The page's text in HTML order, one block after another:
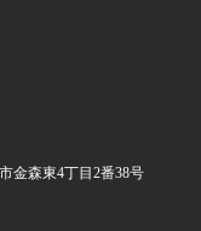
金森東4丁目2番38号